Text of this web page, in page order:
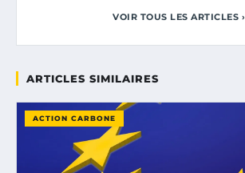
VOIR TOUS LES ARTICLES ›
ARTICLES SIMILAIRES
ACTION CARBONE